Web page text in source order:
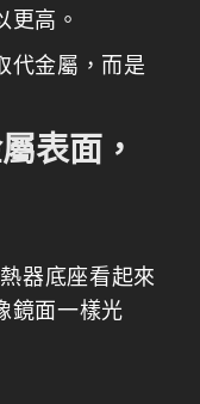
更高。
代金屬，而是
表面，
器底座看起來
鏡面一樣光